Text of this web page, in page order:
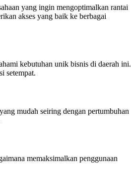
yang ingin mengoptimalkan rantai
akses yang baik ke berbagai
kebutuhan unik bisnis di daerah ini.
setempat.
mudah seiring dengan pertumbuhan
memaksimalkan penggunaan